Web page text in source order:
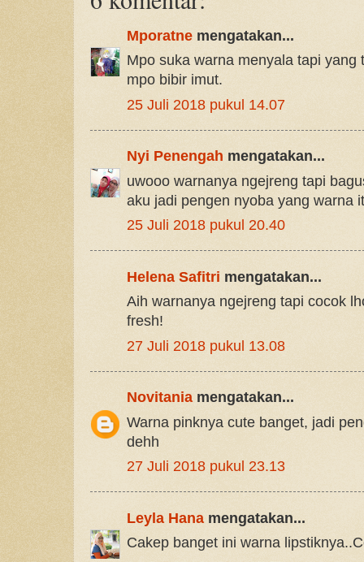
Mporatne mengatakan...
Mpo suka warna menyala tapi yang
mpo bibir imut.
25 Juli 2018 pukul 14.07
Nyi Penengah mengatakan...
uwooo warnanya ngejreng tapi
aku jadi pengen nyoba yang warna
25 Juli 2018 pukul 20.40
Helena Safitri mengatakan...
Aih warnanya ngejreng tapi cocok
fresh!
27 Juli 2018 pukul 13.08
Novitaniamengatakan...
Warna pinknya cute banget, jadi
dehh
27 Juli 2018 pukul 23.13
Leyla Hana mengatakan...
Cakep banget ini warna